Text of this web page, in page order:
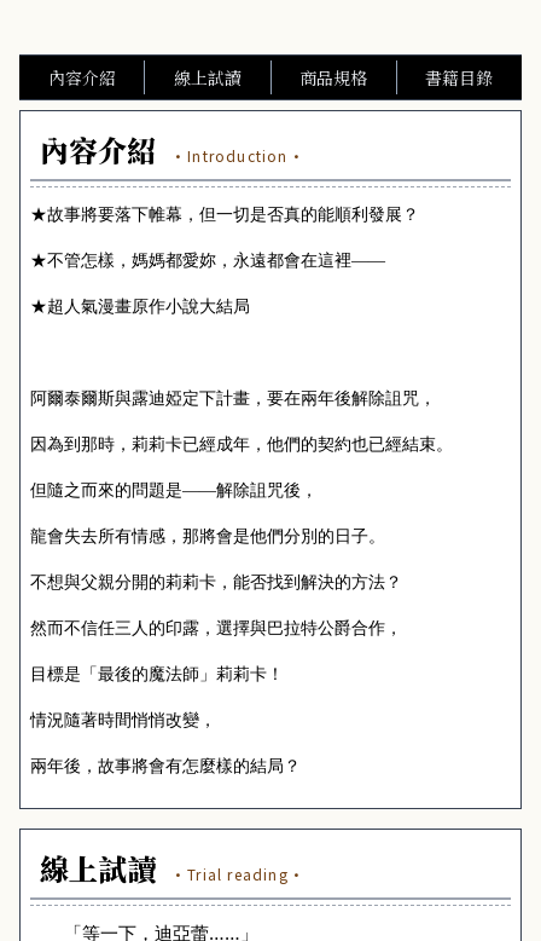
內容介紹 線上試讀 商品規格 書籍目錄
內容介紹 ·Introduction·
★故事將要落下帷幕，但一切是否真的能順利發展？
★不管怎樣，媽媽都愛妳，永遠都會在這裡——
★超人氣漫畫原作小說大結局
阿爾泰爾斯與露迪婭定下計畫，要在兩年後解除詛咒，
因為到那時，莉莉卡已經成年，他們的契約也已經結束。
但隨之而來的問題是——解除詛咒後，
龍會失去所有情感，那將會是他們分別的日子。
不想與父親分開的莉莉卡，能否找到解決的方法？
然而不信任三人的印露，選擇與巴拉特公爵合作，
目標是「最後的魔法師」莉莉卡！
情況隨著時間悄悄改變，
兩年後，故事將會有怎麼樣的結局？
線上試讀 ·Trial reading·
「等一下，迪亞蕾……」